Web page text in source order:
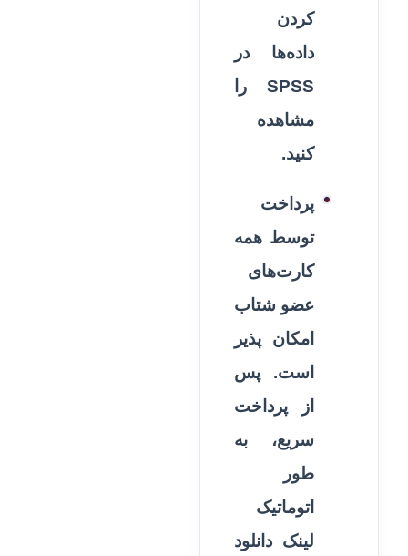
کردن
داده‌ها در
SPSS را
مشاهده
کنید.
پرداخت
توسط همه
کارت‌های
عضو شتاب
امکان پذیر
است. پس
از پرداخت
سریع، به
طور
اتوماتیک
لینک دانلود